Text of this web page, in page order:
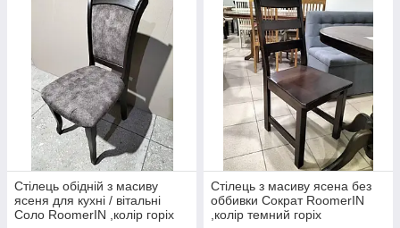
Стілець обідній з масиву
ясеня для кухні / вітальні
Соло RoomerIN ,колір горіх
Стілець з масиву ясена без
оббивки Сократ RoomerIN
,колір темний горіх